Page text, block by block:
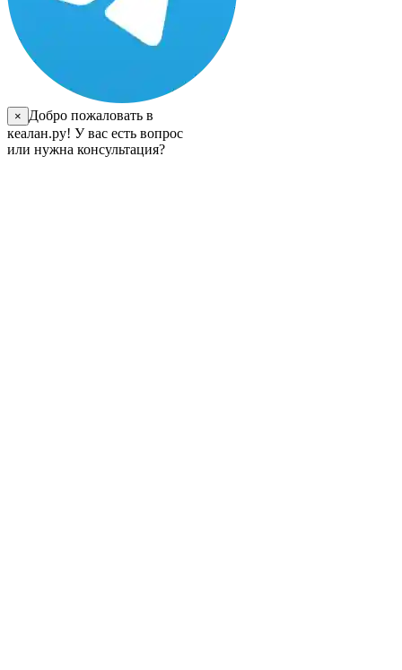
×
Добро пожаловать в
кеалан.ру! У вас есть вопрос
или нужна консультация?